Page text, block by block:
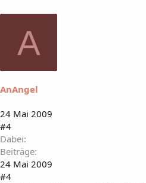
A
AnAngel
24 Mai 2009
#4
Dabei
Beiträge
24 Mai 2009
#4